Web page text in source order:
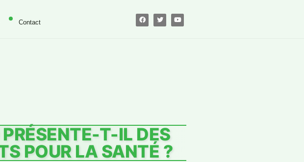
Contact
PRÉSENTE-T-IL DES
POUR LA SANTÉ ?